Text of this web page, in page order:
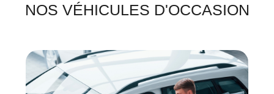
NOS VÉHICULES D'OCCASION